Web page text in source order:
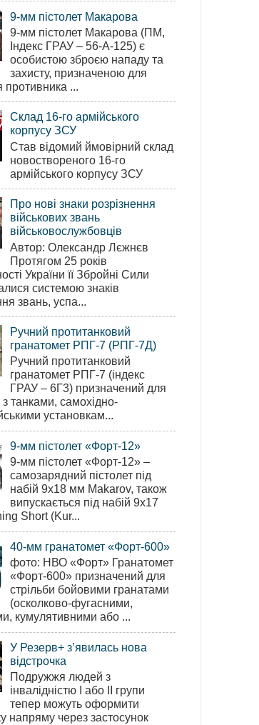
9-мм пістолет Макарова
9-мм пістолет Макарова (ПМ,
Індекс ГРАУ – 56-А-125) є
особистою зброєю нападу та
захисту, призначеною для
противника ...
Склад 16-го армійського
корпусу ЗСУ
Став відомий ймовірний склад
новоствореного 16-го
армійського корпусу ЗСУ
Про нові знаки розрізнення
військових звань
військовослужбовців
Автор: Олександр Лєжнєв
Протягом 25 років
України її Збройні Сили
системою знаків
звань, успа...
Ручний протитанковий
гранатомет РПГ-7 (РПГ-7Д)
Ручний протитанковий
гранатомет РПГ-7 (індекс
ГРАУ – 6Г3) призначений для
танками, самохідно-
установкам...
9-мм пістолет «Форт-12»
9-мм пістолет «Форт-12» –
самозарядний пістолет під
набій 9х18 мм Makarov, також
випускається під набій 9х17
Short (Kur...
40-мм гранатомет «Форт-600»
фото: НВО «Форт» Гранатомет
«Форт-600» призначений для
стрільби бойовими гранатами
(осколково-фугасними,
кумулятивними або ...
У Резерв+ з’явилась нова
відстрочка
Подружжя людей з
інвалідністю І або ІІ групи
тепер можуть оформити
напряму через застосунок